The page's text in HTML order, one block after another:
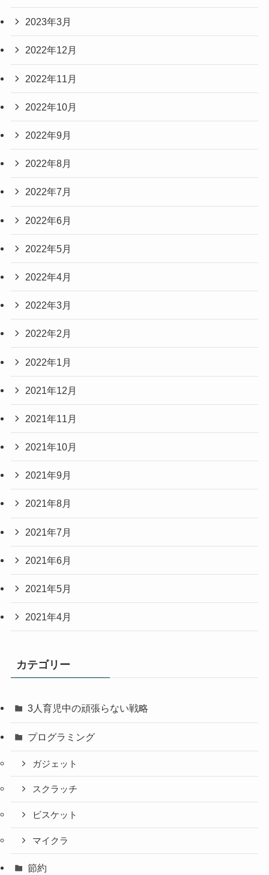
2023年3月
2022年12月
2022年11月
2022年10月
2022年9月
2022年8月
2022年7月
2022年6月
2022年5月
2022年4月
2022年3月
2022年2月
2022年1月
2021年12月
2021年11月
2021年10月
2021年9月
2021年8月
2021年7月
2021年6月
2021年5月
2021年4月
カテゴリー
3人育児中の頑張らない戦略
プログラミング
ガジェット
スクラッチ
ビスケット
マイクラ
節約